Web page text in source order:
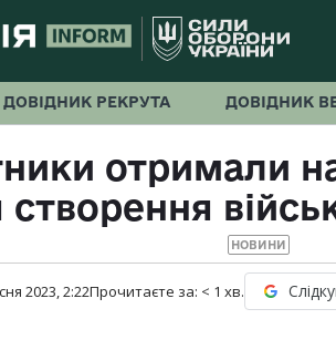
ДОВІДНИК РЕКРУТА ДОВІДНИК
отримали
НОВИНИ
2023, 2:22Прочитаєте за: < 1 хв.